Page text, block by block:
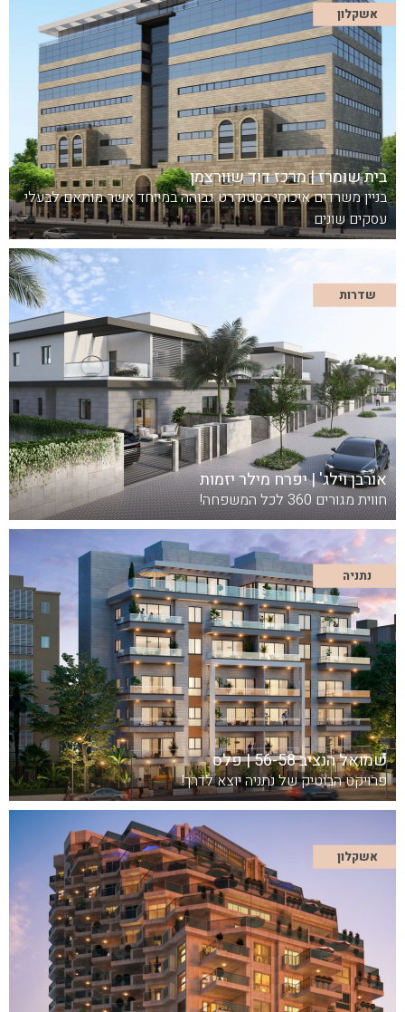
בית שומרז | מרכז דוד שוורצמן
בניין משרדים איכותי בסטנדרט גבוהה במיוחד אשר מותאם לבעלי
עסקים שונים
אשקלון
אורבן וילג' | יפרח מילר יזמות
חווית מגורים 360 לכל המשפחה!
שדרות
שמואל הנציב 56-58 | פלס
פרויקט הבוטיק של נתניה יוצא לדרך!
נתניה
אשקלון